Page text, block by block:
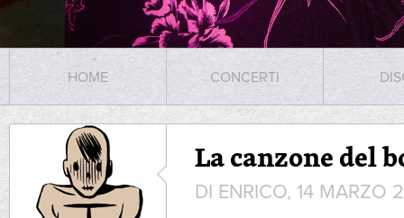
HOME CONCERTI
La canzone del
DI ENRICO, 14 MARZO